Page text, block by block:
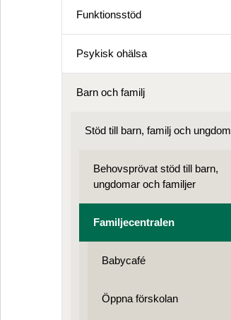
Funktionsstöd
Psykisk ohälsa
Barn och familj
Stöd till barn, familj och ungdom
Behovsprövat stöd till barn,
ungdomar och familjer
Familjecentralen
Babycafé
Öppna förskolan